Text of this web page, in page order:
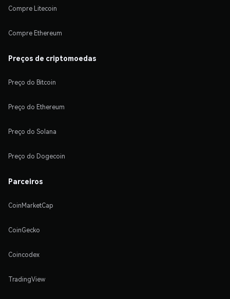
Compre Litecoin
Compre Ethereum
Preços de criptomoedas
Preço do Bitcoin
Preço do Ethereum
Preço do Solana
Preço do Dogecoin
Parceiros
CoinMarketCap
CoinGecko
Coincodex
TradingView